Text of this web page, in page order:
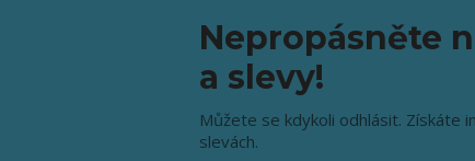
Nepropásněte
a slevy!
Můžete se kdykoli odhlásit. Získáte
slevách.